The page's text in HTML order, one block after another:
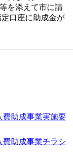
を添えて市に請
口座に助成金が
費助成事業実施要
費助成事業チラシ